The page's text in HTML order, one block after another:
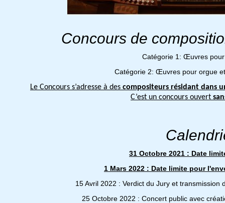
Concours de
Catégorie 1: Œuvres
Catégorie 2: Œuvres pour orgue
Le Concours s’adresse à des compositeurs résidant dans
C’est un concours ouvert
31 Octobre 2021 : Date
1 Mars 2022 : Date limite pour
15 Avril 2022 : Verdict du Jury et transmission
25 Octobre 2022 : Concert public avec